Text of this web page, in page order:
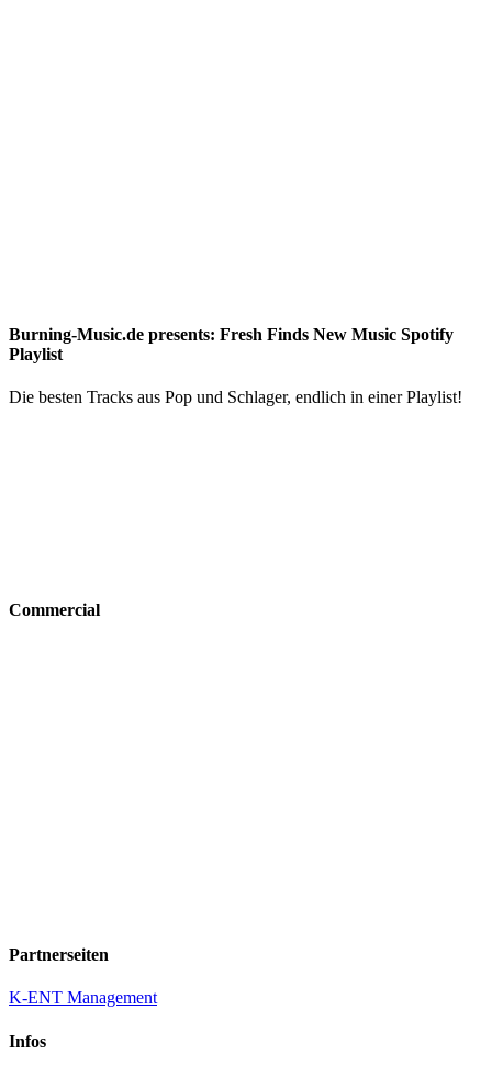
Burning-Music.de presents: Fresh Finds New Music Spotify
Playlist
Die besten Tracks aus Pop und Schlager, endlich in einer Playlist!
Commercial
Partnerseiten
K-ENT Management
Infos